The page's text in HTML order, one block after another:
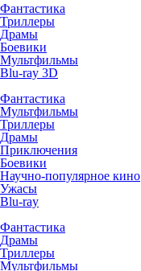
Фантастика
Триллеры
Драмы
Боевики
Мультфильмы
Blu-ray 3D
Фантастика
Мультфильмы
Триллеры
Драмы
Приключения
Боевики
Научно-популярное кино
Ужасы
Blu-ray
Фантастика
Драмы
Триллеры
Мультфильмы